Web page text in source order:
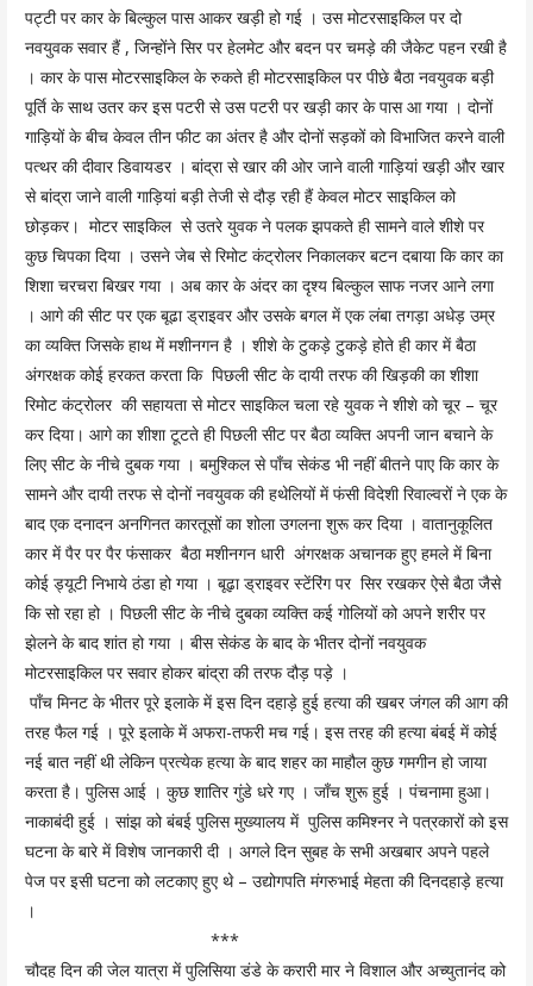
पट्टी पर कार के बिल्कुल पास आकर खड़ी हो गई । उस मोटरसाइकिल पर दो
नवयुवक सवार हैं , जिन्होंने सिर पर हेलमेट और बदन पर चमड़े की जैकेट पहन रखी है
। कार के पास मोटरसाइकिल के रुकते ही मोटरसाइकिल पर पीछे बैठा नवयुवक बड़ी
पूर्ति के साथ उतर कर इस पटरी से उस पटरी पर खड़ी कार के पास आ गया । दोनों
गाड़ियों के बीच केवल तीन फीट का अंतर है और दोनों सड़कों को विभाजित करने वाली
पत्थर की दीवार डिवायडर । बांद्रा से खार की ओर जाने वाली गाड़ियां खड़ी और खार
से बांद्रा जाने वाली गाड़ियां बड़ी तेजी से दौड़ रही हैं केवल मोटर साइकिल को
छोड़कर। मोटर साइकिल से उतरे युवक ने पलक झपकते ही सामने वाले शीशे पर
कुछ चिपका दिया । उसने जेब से रिमोट कंट्रोलर निकालकर बटन दबाया कि कार का
शिशा चरचरा बिखर गया । अब कार के अंदर का दृश्य बिल्कुल साफ नजर आने लगा
। आगे की सीट पर एक बूढा ड्राइवर और उसके बगल में एक लंबा तगड़ा अधेड़ उम्र
का व्यक्ति जिसके हाथ में मशीनगन है । शीशे के टुकड़े टुकड़े होते ही कार में बैठा
अंगरक्षक कोई हरकत करता कि पिछली सीट के दायी तरफ की खिड़की का शीशा
रिमोट कंट्रोलर की सहायता से मोटर साइकिल चला रहे युवक ने शीशे को चूर – चूर
कर दिया। आगे का शीशा टूटते ही पिछली सीट पर बैठा व्यक्ति अपनी जान बचाने के
लिए सीट के नीचे दुबक गया । बमुश्किल से पाँच सेकंड भी नहीं बीतने पाए कि कार के
सामने और दायी तरफ से दोनों नवयुवक की हथेलियों में फंसी विदेशी रिवाल्वरों ने एक के
बाद एक दनादन अनगिनत कारतूसों का शोला उगलना शुरू कर दिया । वातानुकूलित
कार में पैर पर पैर फंसाकर बैठा मशीनगन धारी अंगरक्षक अचानक हुए हमले में बिना
कोई ड्यूटी निभाये ठंडा हो गया । बूढ़ा ड्राइवर स्टेंरिंग पर सिर रखकर ऐसे बैठा जैसे
कि सो रहा हो । पिछली सीट के नीचे दुबका व्यक्ति कई गोलियों को अपने शरीर पर
झेलने के बाद शांत हो गया । बीस सेकंड के बाद के भीतर दोनों नवयुवक
मोटरसाइकिल पर सवार होकर बांद्रा की तरफ दौड़ पड़े ।
पाँच मिनट के भीतर पूरे इलाके में इस दिन दहाड़े हुई हत्या की खबर जंगल की आग की
तरह फैल गई । पूरे इलाके में अफरा-तफरी मच गई। इस तरह की हत्या बंबई में कोई
नई बात नहीं थी लेकिन प्रत्येक हत्या के बाद शहर का माहौल कुछ गमगीन हो जाया
करता है। पुलिस आई । कुछ शातिर गुंडे धरे गए । जाँच शुरू हुई । पंचनामा हुआ।
नाकाबंदी हुई । सांझ को बंबई पुलिस मुख्यालय में पुलिस कमिश्नर ने पत्रकारों को इस
घटना के बारे में विशेष जानकारी दी । अगले दिन सुबह के सभी अखबार अपने पहले
पेज पर इसी घटना को लटकाए हुए थे – उद्योगपति मंगरुभाई मेहता की दिनदहाड़े हत्या
।
***
चौदह दिन की जेल यात्रा में पुलिसिया डंडे के करारी मार ने विशाल और अच्युतानंद को